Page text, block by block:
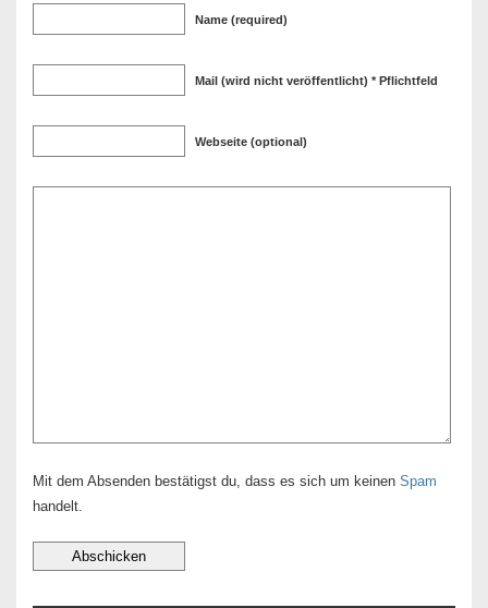
Name (required)
Mail (wird nicht veröffentlicht) * Pflichtfeld
Webseite (optional)
Mit dem Absenden bestätigst du, dass es sich um keinen Spam
handelt.